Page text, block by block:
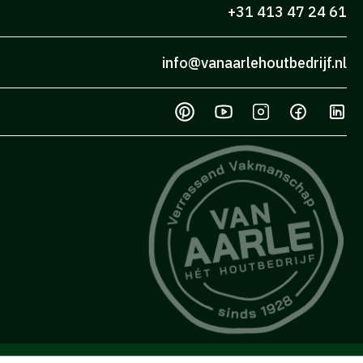
+31 413 47 24 61
info@vanaarlehoutbedrijf.nl